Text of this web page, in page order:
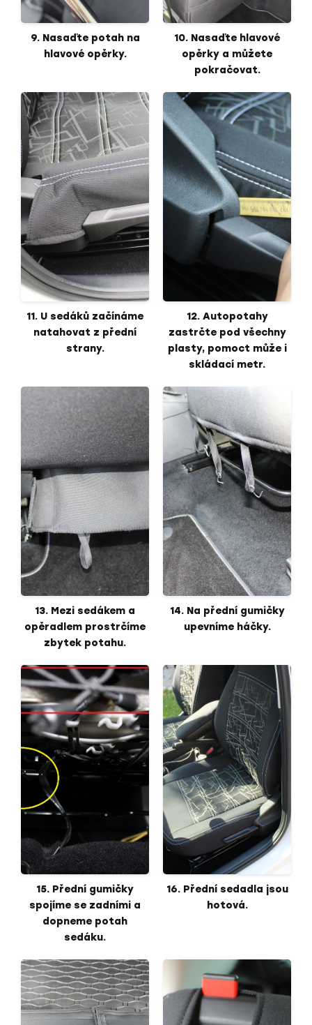
9. Nasaďte potah na
hlavové opěrky.
10. Nasaďte hlavové
opěrky a můžete
pokračovat.
11. U sedáků začínáme
natahovat z přední
strany.
12. Autopotahy
zastrčte pod všechny
plasty, pomoct může i
skládací metr.
13. Mezi sedákem a
opěradlem prostrčíme
zbytek potahu.
14. Na přední gumičky
upevníme háčky.
15. Přední gumičky
spojíme se zadními a
dopneme potah
sedáku.
16. Přední sedadla jsou
hotová.